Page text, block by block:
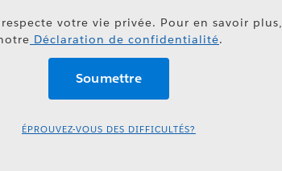
votre vie privée. Pour en savoir plus,
Déclaration de confidentialité.
ÉPROUVEZ-VOUS DES DIFFICULTÉS?